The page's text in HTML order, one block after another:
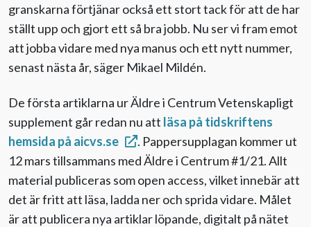
granskarna förtjänar också ett stort tack för att de har
ställt upp och gjort ett så bra jobb. Nu ser vi fram emot
att jobba vidare med nya manus och ett nytt nummer,
senast nästa år, säger Mikael Mildén.
De första artiklarna ur Äldre i Centrum Vetenskapligt
supplement går redan nu att läsa på tidskriftens
hemsida på aicvs.se
. Pappersupplagan kommer ut
12 mars tillsammans med Äldre i Centrum #1/21. Allt
material publiceras som open access, vilket innebär att
det är fritt att läsa, ladda ner och sprida vidare. Målet
är att publicera nya artiklar löpande, digitalt på nätet